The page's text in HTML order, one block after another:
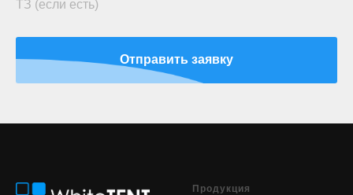
ТЗ (если есть)
Отправить заявку
Продукция